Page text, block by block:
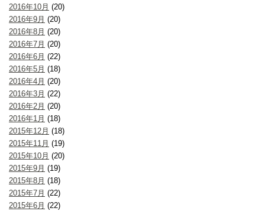
2016年10月 (20)
2016年9月 (20)
2016年8月 (20)
2016年7月 (20)
2016年6月 (22)
2016年5月 (18)
2016年4月 (20)
2016年3月 (22)
2016年2月 (20)
2016年1月 (18)
2015年12月 (18)
2015年11月 (19)
2015年10月 (20)
2015年9月 (19)
2015年8月 (18)
2015年7月 (22)
2015年6月 (22)